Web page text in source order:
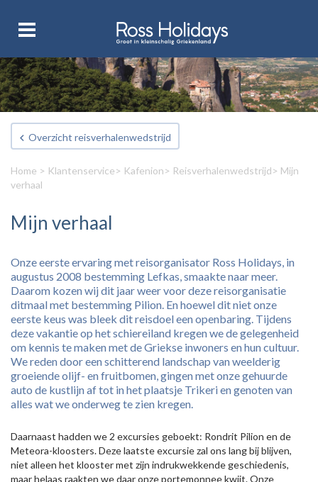
Overzicht reisverhalenwedstrijd
Home > Klantenservice> Kafenion> Reisverhalenwedstrijd> Mijn
verhaal
Mijn verhaal
Onze eerste ervaring met reisorganisator Ross Holidays, in
augustus 2008 bestemming Lefkas, smaakte naar meer.
Daarom kozen wij dit jaar weer voor deze reisorganisatie
ditmaal met bestemming Pilion. En hoewel dit niet onze
eerste keus was bleek dit reisdoel een openbaring. Tijdens
deze vakantie op het schiereiland kregen we de gelegenheid
om kennis te maken met de Griekse inwoners en hun cultuur.
We reden door een schitterend landschap van weelderig
groeiende olijf- en fruitbomen, gingen met onze gehuurde
auto de kustlijn af tot in het plaatsje Trikeri en genoten van
alles wat we onderweg te zien kregen.
Daarnaast hadden we 2 excursies geboekt: Rondrit Pilion en de
Meteora-kloosters. Deze laatste excursie zal ons lang bij blijven,
niet alleen het klooster met zijn indrukwekkende geschiedenis,
maar helaas raakten we daar onze portemonnee kwijt. Onze